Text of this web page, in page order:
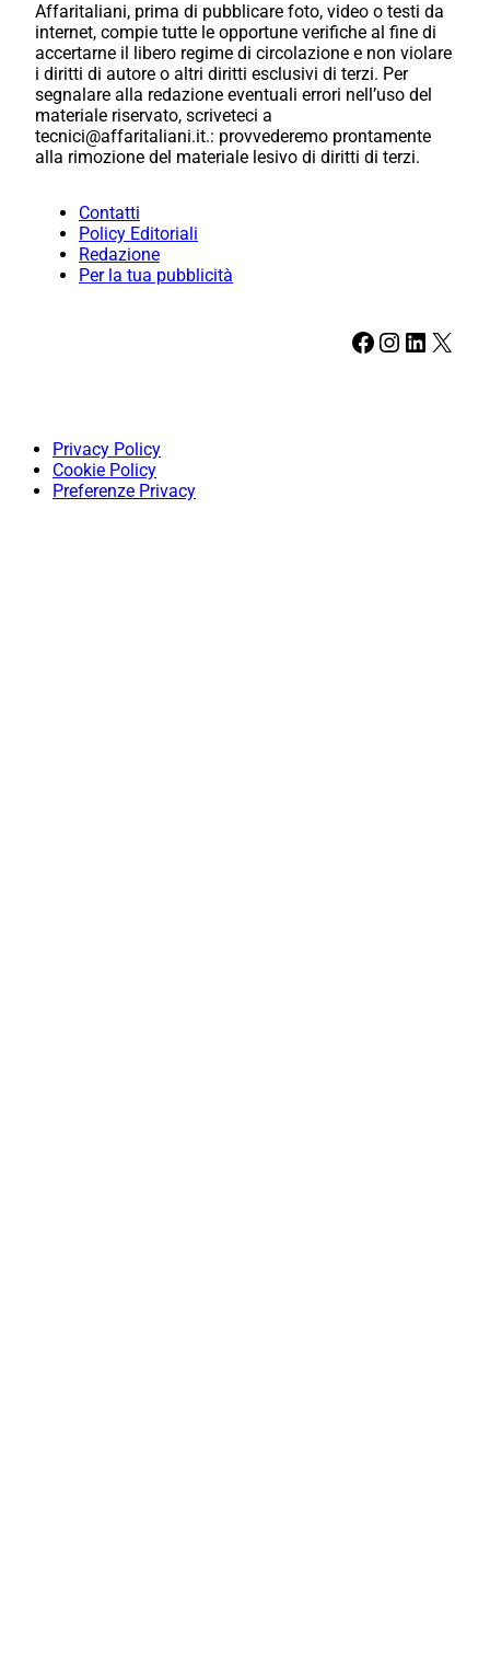
Affaritaliani, prima di pubblicare foto, video o testi da
internet, compie tutte le opportune verifiche al fine di
accertarne il libero regime di circolazione e non violare
i diritti di autore o altri diritti esclusivi di terzi. Per
segnalare alla redazione eventuali errori nell’uso del
materiale riservato, scriveteci a
tecnici@affaritaliani.it.: provvederemo prontamente
alla rimozione del materiale lesivo di diritti di terzi.
Contatti
Policy Editoriali
Redazione
Per la tua pubblicità
Facebook Instagram LinkedIn X
Privacy Policy
Cookie Policy
Preferenze Privacy